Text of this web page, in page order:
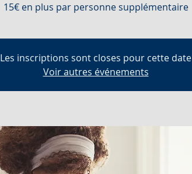
15€ en plus par personne supplémentaire
Les inscriptions sont closes pour cette date
Voir autres événements